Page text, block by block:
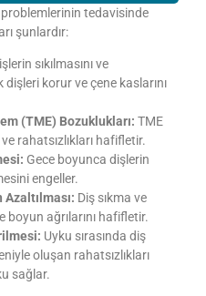
problemlerinin tedavisinde
şunlardır:
sıkılmasını ve
dişleri korur ve çene kaslarını
(TME) Bozuklukları: TME
rahatsızlıkları hafifletir.
Gece boyunca dişlerin
engeller.
Azaltılması: Diş sıkma ve
boyun ağrılarını hafifletir.
Uyku sırasında diş
oluşan rahatsızlıkları
sağlar.